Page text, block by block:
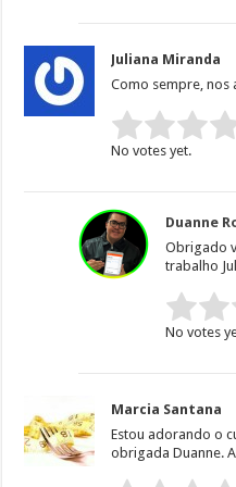
Juliana Miranda
Como sempre,
Rate this item:
No votes yet.
Duanne
Obrigado
trabalho
Rate this
No votes
Marcia Santana
Estou adorando o
obrigada Duanne.